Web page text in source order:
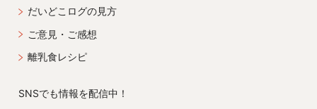
だいどこログの見方
ご意見・ご感想
離乳食レシピ
SNSでも情報を配信中！